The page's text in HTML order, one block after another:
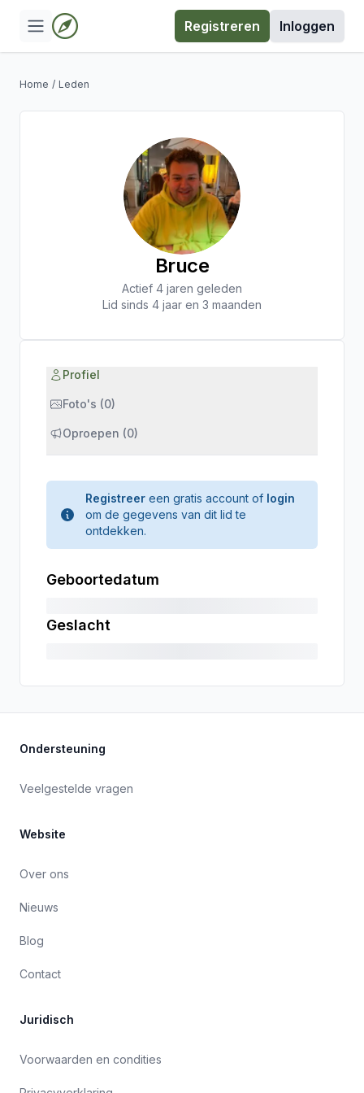
Registreren Inloggen
Home / Leden
Bruce
Actief 4 jaren geleden
Lid sinds 4 jaar en 3 maanden
Profiel
Foto's (0)
Oproepen (0)
Registreer een gratis account of login
om de gegevens van dit lid te
ontdekken.
Geboortedatum
Geslacht
Ondersteuning
Veelgestelde vragen
Website
Over ons
Nieuws
Blog
Contact
Juridisch
Voorwaarden en condities